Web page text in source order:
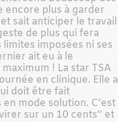
encore plus à garder
sait anticiper le travail
de plus qui fera
imposées ni ses
ait eu à le
! La star TSA
en clinique. Elle a
doit être fait
mode solution. C’est
sur un 10 cents’’ et